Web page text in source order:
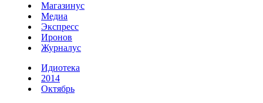
Магазинус
Медиа
Экспресс
Иронов
Журналус
Идиотека
2014
Октябрь